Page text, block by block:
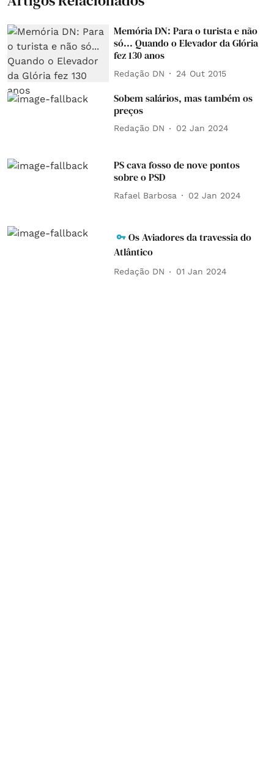
Memória DN: Para o turista e não
só... Quando o Elevador da Glória
fez 130 anos
Redação DN 24 Out 2015
Sobem salários, mas também os
preços
Redação DN 02 Jan 2024
PS cava fosso de nove pontos
sobre o PSD
Rafael Barbosa 02 Jan 2024
Os Aviadores da travessia do
Atlântico
Redação DN 01 Jan 2024